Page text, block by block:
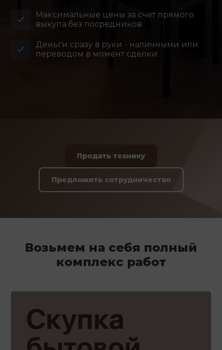
Максимальные цены за счет прямого
выкупа без посредников
Деньги сразу в руки - наличными или
переводом в момент сделки
Продать технику
Предложить сотрудничество
Возьмем на себя полный
комплекс работ